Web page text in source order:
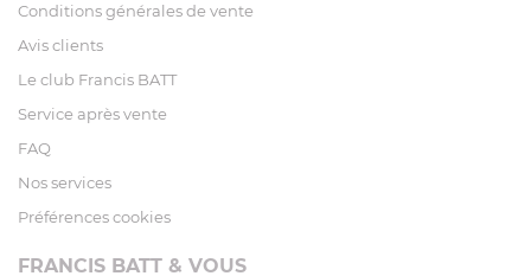
Conditions générales de vente
Avis clients
Le club Francis BATT
Service après vente
FAQ
Nos services
Préférences cookies
FRANCIS BATT & VOUS